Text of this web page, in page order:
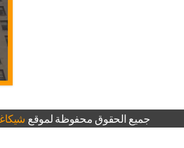
جميع الحقوق محفوظة لموقع